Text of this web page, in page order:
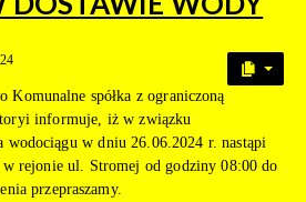
Komunalne spółka z ograniczoną
informuje, iż w związku
wodociągu w dniu 26.06.2024 r. nastąpi
rejonie ul. Stromej od godziny 08:00 do
przepraszamy.